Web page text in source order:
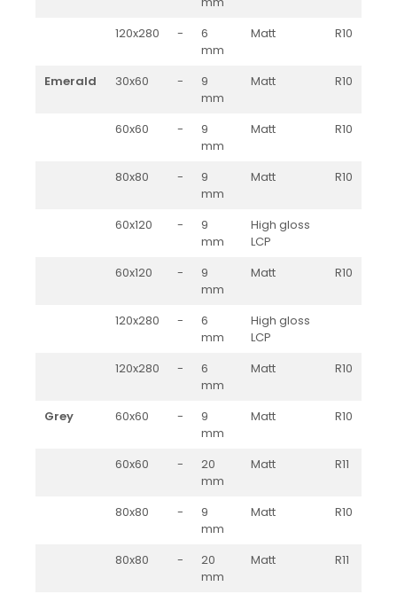
RUSHMORE
WOODWISE
MYSTONE SILVER ROOT
120x280
-
6
mm
Matt R10
Emerald 30x60 -
9
mm
Matt R10
60x60 -
9
mm
Matt R10
80x80 -
9
mm
Matt R10
60x120 -
9
mm
High gloss
LCP
60x120
-
9
mm
Matt R10
120x280 -
6
mm
High gloss
LCP
120x280
-
6
mm
Matt R10
Grey 60x60 -
9
mm
Matt R10
60x60 -
20
mm
Matt R11
80x80 -
9
mm
Matt R10
80x80 -
20
mm
Matt R11